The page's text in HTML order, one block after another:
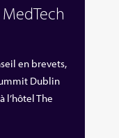
en brevets,
Dublin
l’hôtel The